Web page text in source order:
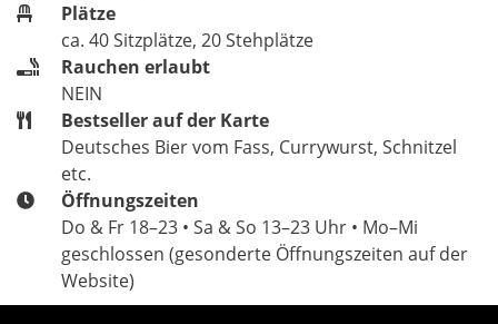
Plätze
ca. 40 Sitzplätze, 20 Stehplätze
Rauchen erlaubt
NEIN
Bestseller auf der Karte
Deutsches Bier vom Fass, Currywurst, Schnitzel
etc.
Öffnungszeiten
Do & Fr 18–23 • Sa & So 13–23 Uhr • Mo–Mi
geschlossen (gesonderte Öffnungszeiten auf der
Website)